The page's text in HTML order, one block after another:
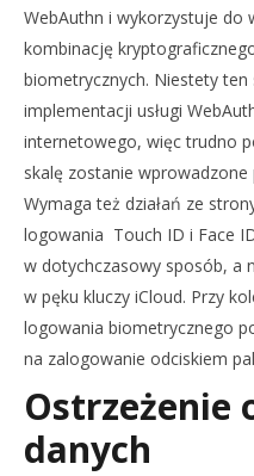
WebAuthn i wykorzystuje do
kombinację
biometrycznych. Niestety
implementacji usługi
internetowego, więc trudno
skalę zostanie
Wymaga też działań ze
logowania Touch ID i Face
w dotychczasowy sposób, a
w pęku kluczy iCloud. Przy
logowania biometrycznego
na zalogowanie odciskiem
Ostrzeżenie
danych